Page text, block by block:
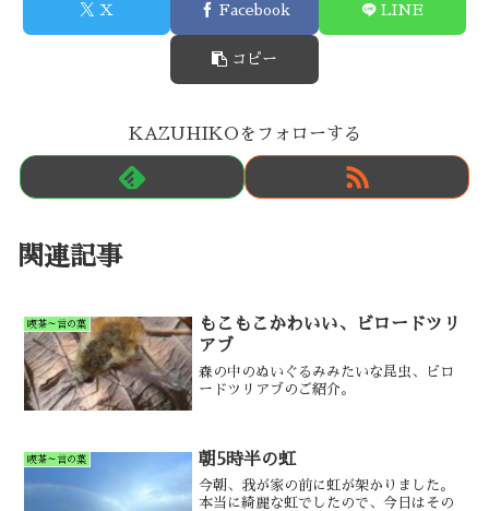
X Facebook LINE
コピー
KAZUHIKOをフォローする
関連記事
喫茶～言の葉
もこもこかわいい、ビロードツリ
アブ
森の中のぬいぐるみみたいな昆虫、ビロ
ードツリアブのご紹介。
喫茶～言の葉 朝5時半の虹
今朝、我が家の前に虹が架かりました。
本当に綺麗な虹でしたので、今日はその